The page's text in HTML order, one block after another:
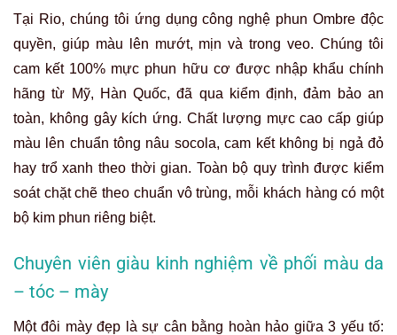
Tại Rio, chúng tôi ứng dụng công nghệ phun Ombre độc
quyền, giúp màu lên mướt, mịn và trong veo. Chúng tôi
cam kết 100% mực phun hữu cơ được nhập khẩu chính
hãng từ Mỹ, Hàn Quốc, đã qua kiểm định, đảm bảo an
toàn, không gây kích ứng. Chất lượng mực cao cấp giúp
màu lên chuẩn tông nâu socola, cam kết không bị ngả đỏ
hay trổ xanh theo thời gian. Toàn bộ quy trình được kiểm
soát chặt chẽ theo chuẩn vô trùng, mỗi khách hàng có một
bộ kim phun riêng biệt.
Chuyên viên giàu kinh nghiệm về phối màu da
– tóc – mày
Một đôi mày đẹp là sự cân bằng hoàn hảo giữa 3 yếu tố: